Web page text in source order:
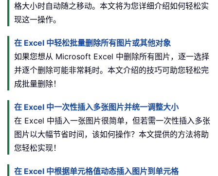
格大小时自动随之移动。本文将为您详细介绍如何轻松实
现这一操作。
在 Excel 中轻松批量删除所有图片或其他对象
如果您想从 Microsoft Excel 中删除所有图片，逐一选择
并逐个删除可能非常耗时。本文介绍的技巧可助您轻松完
成批量删除！
在 Excel 中一次性插入多张图片并统一调整大小
在 Excel 中插入一张图片很简单，但若需一次性插入多张
图片以大幅节省时间，该如何操作？本文提供的方法将助
您轻松实现！
在 Excel 中根据单元格值动态插入图片到单元格